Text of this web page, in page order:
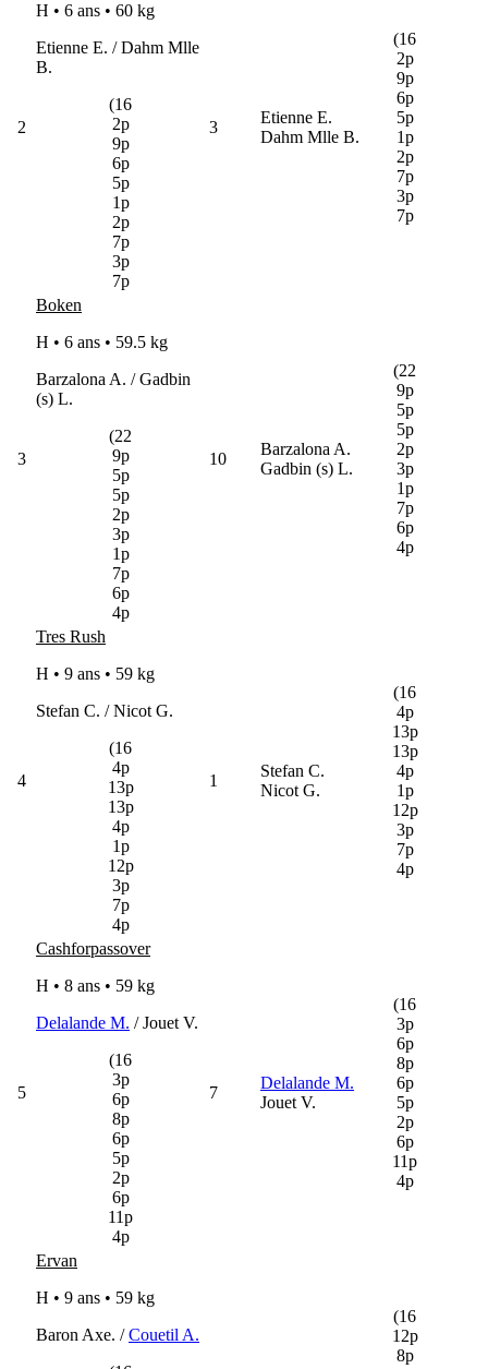
2
H • 6 ans • 60 kg
Etienne E. / Dahm Mlle
B.
(16
2p
9p
6p
5p
1p
2p
7p
3p
7p
3
Etienne E.
Dahm Mlle B.
(16
2p
9p
6p
5p
1p
2p
7p
3p
7p
3
Boken
H • 6 ans • 59.5 kg
Barzalona A. / Gadbin
(s) L.
(22
9p
5p
5p
2p
3p
1p
7p
6p
4p
10
Barzalona A.
Gadbin (s) L.
(22
9p
5p
5p
2p
3p
1p
7p
6p
4p
4
Tres Rush
H • 9 ans • 59 kg
Stefan C. / Nicot G.
(16
4p
13p
13p
4p
1p
12p
3p
7p
4p
1
Stefan C.
Nicot G.
(16
4p
13p
13p
4p
1p
12p
3p
7p
4p
5
Cashforpassover
H • 8 ans • 59 kg
Delalande M. / Jouet V.
(16
3p
6p
8p
6p
5p
2p
6p
11p
4p
7
Delalande M.
Jouet V.
(16
3p
6p
8p
6p
5p
2p
6p
11p
4p
Ervan
H • 9 ans • 59 kg
Baron Axe. /Couetil A.
(16
12p
8p